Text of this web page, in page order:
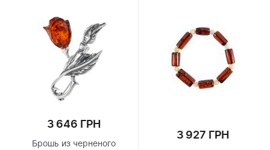
3 646 ГРН
Брошь из черненого
3 927 ГРН